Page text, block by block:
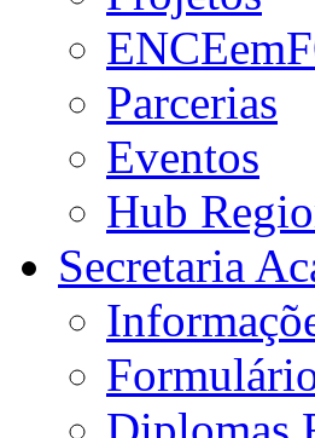
Parcerias
Eventos
Hub
Secretaria